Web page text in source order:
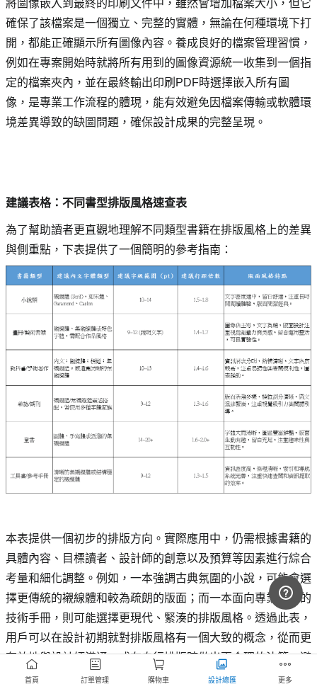
將圖像嵌入到最終的印刷文件中，雖然會增加檔案大小，但它
確保了該檔案是一個獨立、完整的實體，無論在何種環境下打
開，都能正確顯示所有圖像內容。養成良好的檔案管理習慣，
例如在專案開始時就將所有用到的圖像資源統一收集到一個指
定的檔案夾內，並在最終輸出印刷PDF時選擇嵌入所有圖
像，是專業工作流程的體現，能有效避免因檔案傳輸或軟體環
境差異導致的缺圖問題，確保設計成果的完整呈現。
建議表格：不同書型排版風格速查表
為了幫助讀者更直觀地理解不同類型書籍在排版風格上的差異
與側重點，下表提供了一個簡明的參考指南：
本表提供一個初步的排版方向。實際應用中，仍需根據書籍的
具體內容、目標讀者、設計師的創意以及預算等因素進行綜合
考量和細化調整。例如，一本強調古典氛圍的小說，可能會選
擇更傳統的襯線體和較為疏朗的版面；而一本面向專業人士的
技術手冊，則可能選擇更現代、緊湊的排版風格。透過此表，
用戶可以在設計初期就對排版風格有一個大致的概念，從而更
有效地與設計師溝通，或在自行排版時做出更合理的決策，避
免盲目嘗試，提高設計效率和最終成品的專業水準。
首頁 訂單管理 購物車 設計總匯 更多